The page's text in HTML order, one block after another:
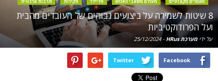
8 שיטות לשמירה על ביצועים גבוהים של העובדים מהבית
ועל הפרודוקטיביות
על ידי מערכת HRus -
25/12/2024
Facebook
Twitter